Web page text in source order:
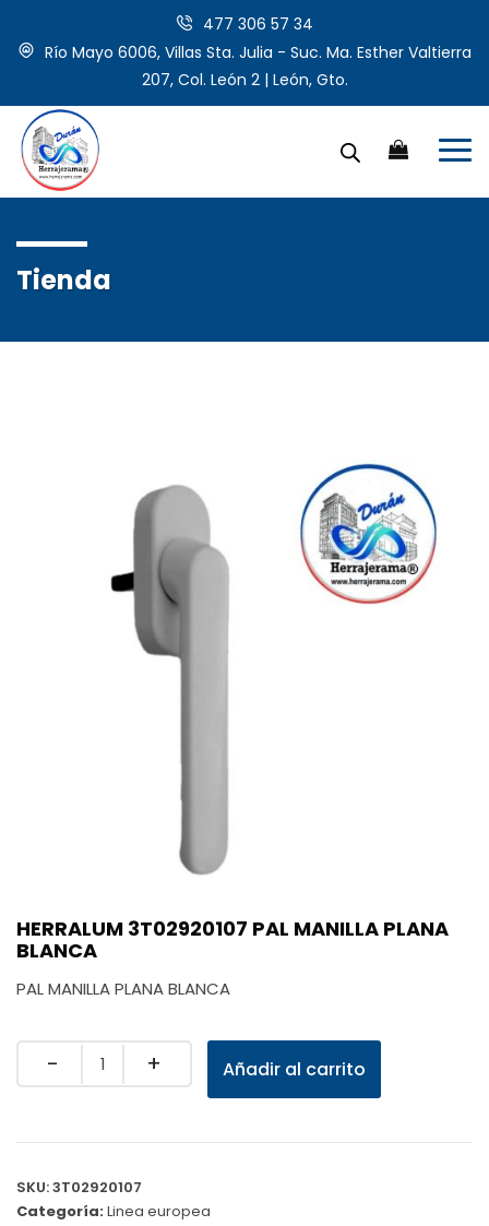
477 306 57 34
Río Mayo 6006, Villas Sta. Julia - Suc. Ma. Esther Valtierra
207, Col. León 2 | León, Gto.
Tienda
HERRALUM 3T02920107 PAL MANILLA PLANA
BLANCA
PAL MANILLA PLANA BLANCA
Quantity Añadir al carrito
SKU:3T02920107
Categoría:Linea europea